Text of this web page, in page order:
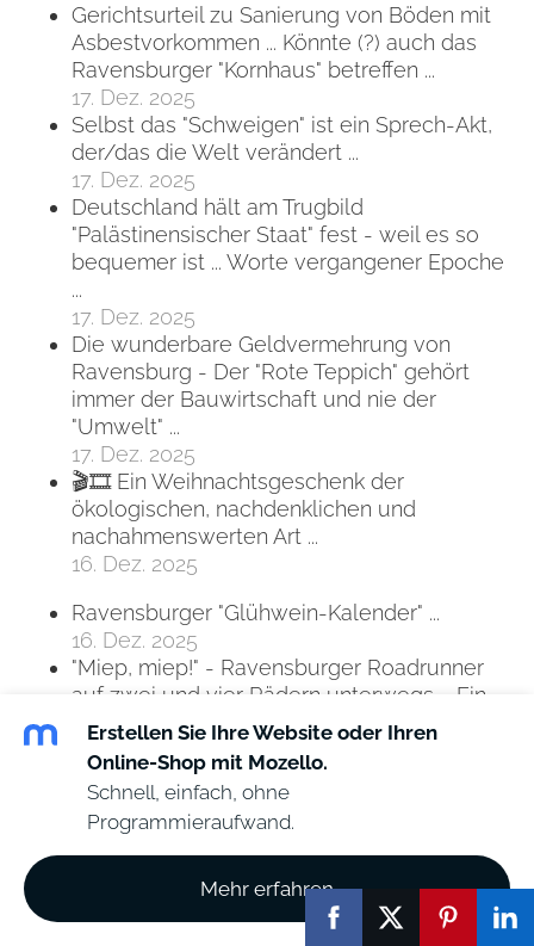
Gerichtsurteil zu Sanierung von Böden mit
Asbestvorkommen ... Könnte (?) auch das
Ravensburger "Kornhaus" betreffen ...
17. Dez. 2025
Selbst das "Schweigen" ist ein Sprech-Akt,
der/das die Welt verändert ...
17. Dez. 2025
Deutschland hält am Trugbild
"Palästinensischer Staat" fest - weil es so
bequemer ist ... Worte vergangener Epoche
...
17. Dez. 2025
Die wunderbare Geldvermehrung von
Ravensburg - Der "Rote Teppich" gehört
immer der Bauwirtschaft und nie der
"Umwelt" ...
17. Dez. 2025
🎬🎞 Ein Weihnachtsgeschenk der
ökologischen, nachdenklichen und
nachahmenswerten Art ...
16. Dez. 2025
Ravensburger "Glühwein-Kalender" ...
16. Dez. 2025
"Miep, miep!" - Ravensburger Roadrunner
auf zwei und vier Rädern unterwegs ... Ein
Erlebnisbericht ...
16. Dez. 2025
Entwicklung der Baupreise in Deutschland
vom 3. Quartal 2022 bis zum 3. Quartal 2025
16. Dez. 2025
Wer Morde an Juden verhindern will, muss
jede Form des Antisemitismus' bekämpfen -
auch den sich im Gewand der „Israelkritik“
Erstellen Sie Ihre Website oder Ihren
Online-Shop mit Mozello.
Schnell, einfach, ohne
Programmieraufwand.
Mehr erfahren